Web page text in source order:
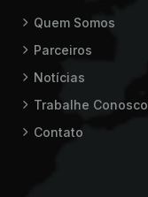
Quem Somos
Parceiros
Notícias
Trabalhe Conosco
Contato